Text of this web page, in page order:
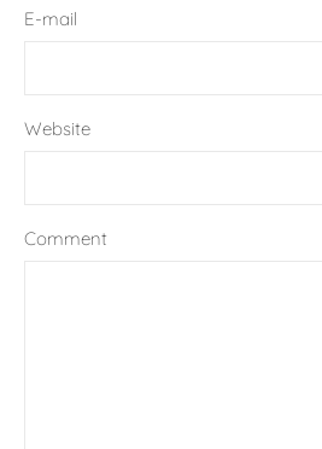
E-mail
Website
Comment